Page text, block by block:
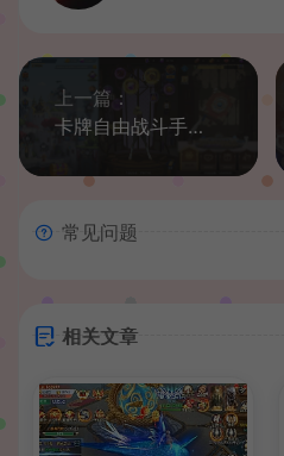
上一篇：
卡牌自由战斗手游【波利冒险记之圣典英雄多区跨服代金券内购版】最新整理单机一键即玩镜像端+Linux手工服务端+全套前后端修复源码+CDK授权后台+安卓+详细搭建教程+视频教程
常见问题
相关文章